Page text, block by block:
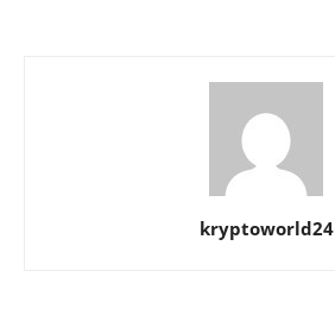
kryptoworld24